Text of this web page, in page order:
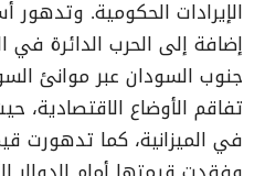
الإيرادات الحكومية. وتدهور
إضافة إلى الحرب الدائرة
جنوب السودان عبر موانئ
تفاقم الأوضاع الاقتصادية،
في الميزانية، كما تدهورت